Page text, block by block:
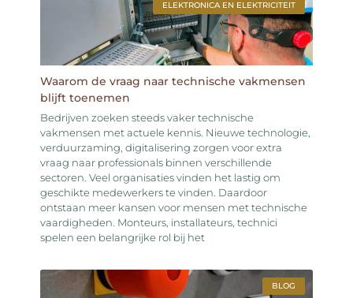
ELEKTRONICA EN ELEKTRICITEIT
Waarom de vraag naar technische vakmensen
blijft toenemen
Bedrijven zoeken steeds vaker technische
vakmensen met actuele kennis. Nieuwe technologie,
verduurzaming, digitalisering zorgen voor extra
vraag naar professionals binnen verschillende
sectoren. Veel organisaties vinden het lastig om
geschikte medewerkers te vinden. Daardoor
ontstaan meer kansen voor mensen met technische
vaardigheden. Monteurs, installateurs, technici
spelen een belangrijke rol bij het
BLOG